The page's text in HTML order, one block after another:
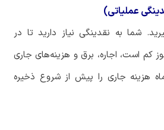
. شما به نقدینگی نیاز دارید تا در
کم است، اجاره، برق و هزینههای جاری
هزینه جاری را پیش از شروع ذخیره